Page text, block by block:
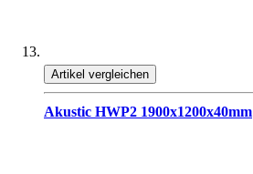
Artikel vergleichen
Akustic HWP2 1900x1200x40mm